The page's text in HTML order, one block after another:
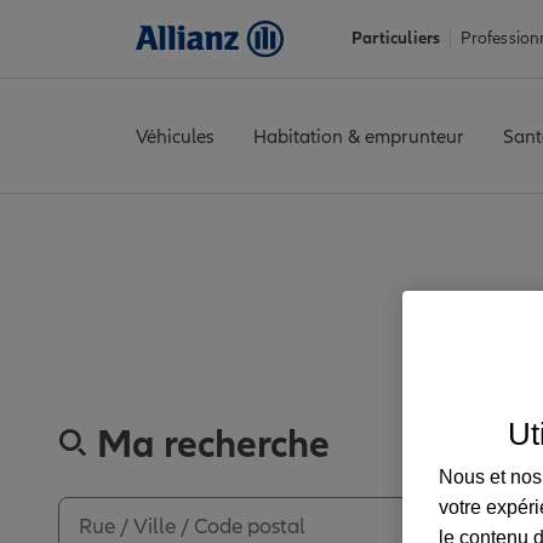
Particuliers
Véhicules Habitation & emprunteur
Ma recherche
Nous et
votre
le contenu